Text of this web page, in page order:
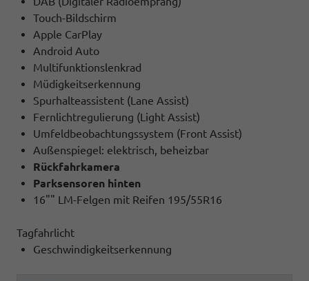
Touch-Bildschirm
Apple CarPlay
Android Auto
Multifunktionslenkrad
Müdigkeitserkennung
Spurhalteassistent (Lane Assist)
Fernlichtregulierung (Light Assist)
Umfeldbeobachtungssystem (Front Assist)
Außenspiegel: elektrisch, beheizbar
Rückfahrkamera
Parksensoren hinten
16"" LM-Felgen mit Reifen 195/55R16
Tagfahrlicht
Geschwindigkeitserkennung